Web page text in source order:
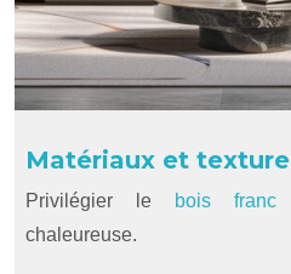
Matériaux et
Privilégier le bois franc
chaleureuse.